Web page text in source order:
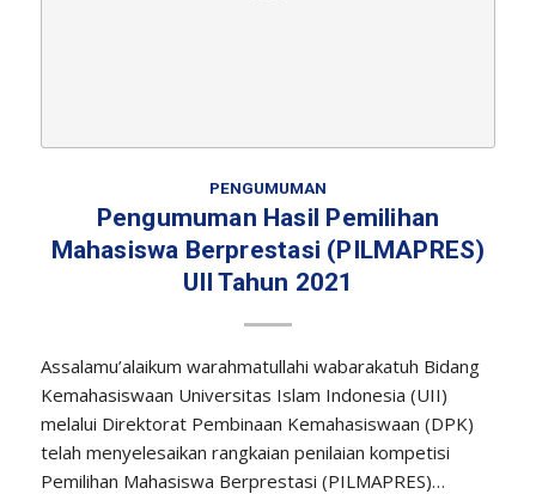
PENGUMUMAN
Pengumuman Hasil Pemilihan
Mahasiswa Berprestasi (PILMAPRES)
UII Tahun 2021
Assalamu’alaikum warahmatullahi wabarakatuh Bidang
Kemahasiswaan Universitas Islam Indonesia (UII)
melalui Direktorat Pembinaan Kemahasiswaan (DPK)
telah menyelesaikan rangkaian penilaian kompetisi
Pemilihan Mahasiswa Berprestasi (PILMAPRES)…